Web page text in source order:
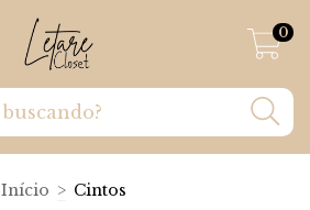
0
Início > Cintos